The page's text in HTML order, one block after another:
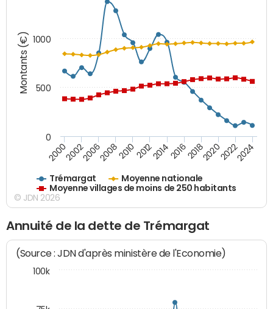
Montants (€)
Trémargat
Moyenne nationale
Moyenne villages de moins de 250 habitants
200020022006200820102012201420162018202020222024
0
500
1000
© JDN 2026
Annuité de la dette de Trémargat
(Source : JDN d'après ministère de l'Economie)
100k